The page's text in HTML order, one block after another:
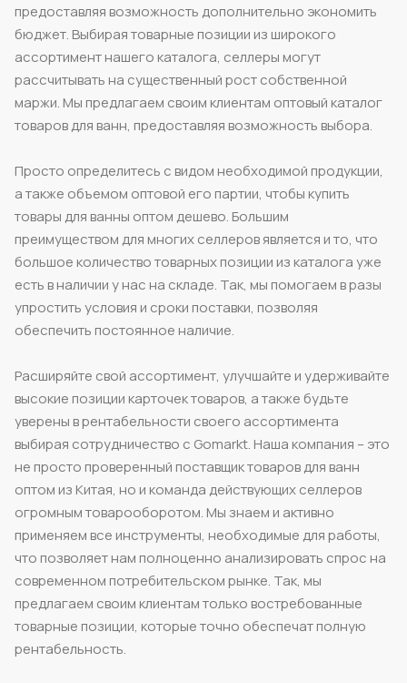
предоставляя возможность дополнительно экономить
бюджет. Выбирая товарные позиции из широкого
ассортимент нашего каталога, селлеры могут
рассчитывать на существенный рост собственной
маржи. Мы предлагаем своим клиентам оптовый каталог
товаров для ванн, предоставляя возможность выбора.
Просто определитесь с видом необходимой продукции,
а также объемом оптовой его партии, чтобы купить
товары для ванны оптом дешево. Большим
преимуществом для многих селлеров является и то, что
большое количество товарных позиции из каталога уже
есть в наличии у нас на складе. Так, мы помогаем в разы
упростить условия и сроки поставки, позволяя
обеспечить постоянное наличие.
Расширяйте свой ассортимент, улучшайте и удерживайте
высокие позиции карточек товаров, а также будьте
уверены в рентабельности своего ассортимента
выбирая сотрудничество с Gomarkt. Наша компания – это
не просто проверенный поставщик товаров для ванн
оптом из Китая, но и команда действующих селлеров
огромным товарооборотом. Мы знаем и активно
применяем все инструменты, необходимые для работы,
что позволяет нам полноценно анализировать спрос на
современном потребительском рынке. Так, мы
предлагаем своим клиентам только востребованные
товарные позиции, которые точно обеспечат полную
рентабельность.